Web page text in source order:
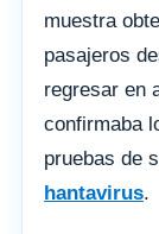
muestra
pasajeros
regresar en
confirmaba
pruebas de
hantavirus.